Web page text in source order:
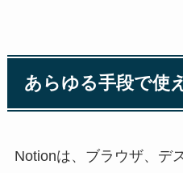
あらゆる手段で使
Notionは、ブラウザ、デ